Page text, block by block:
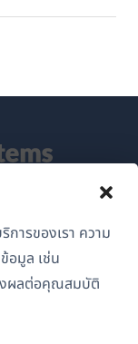
การของเรา ความ
อมูล เช่น
งผลต่อคุณสมบัติ
นตัว
ด